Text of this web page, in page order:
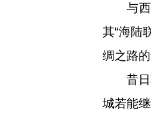
与
其“海陆
绸之路的
昔
城若能